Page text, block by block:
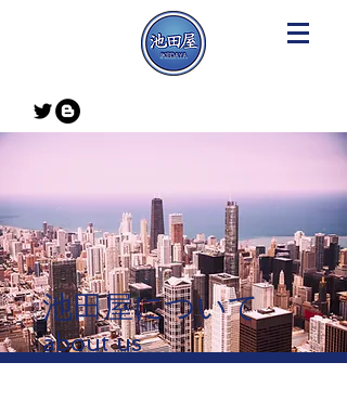
池田屋について
about us